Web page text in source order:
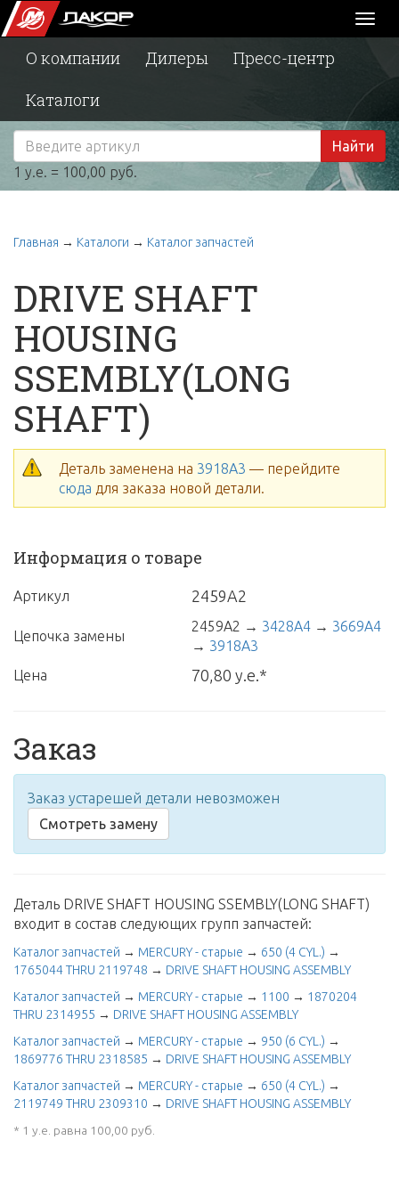
О компании Дилеры
Пресс-центр
Каталоги
Найти
1 у.е. = 100,00 руб.
Главная → Каталоги → Каталог запчастей
DRIVE SHAFT
HOUSING
SSEMBLY(LONG
SHAFT)
Деталь заменена на 3918A3 — перейдите
сюда для заказа новой детали.
Информация о товаре
Артикул 2459A2
Цепочка замены
2459A2 → 3428A4 → 3669A4
→ 3918A3
Цена
70,80 у.е.*
Заказ
Заказ устарешей детали невозможен
Смотреть замену
Деталь DRIVE SHAFT HOUSING SSEMBLY(LONG SHAFT)
входит в состав следующих групп запчастей:
Каталог запчастей → MERCURY - старые → 650 (4 CYL.) →
1765044 THRU 2119748 → DRIVE SHAFT HOUSING ASSEMBLY
Каталог запчастей → MERCURY - старые → 1100 → 1870204
THRU 2314955 → DRIVE SHAFT HOUSING ASSEMBLY
Каталог запчастей → MERCURY - старые → 950 (6 CYL.) →
1869776 THRU 2318585 → DRIVE SHAFT HOUSING ASSEMBLY
Каталог запчастей → MERCURY - старые → 650 (4 CYL.) →
2119749 THRU 2309310 → DRIVE SHAFT HOUSING ASSEMBLY
* 1 у.е. равна 100,00 руб.